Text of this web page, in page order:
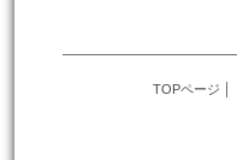
TOPページ